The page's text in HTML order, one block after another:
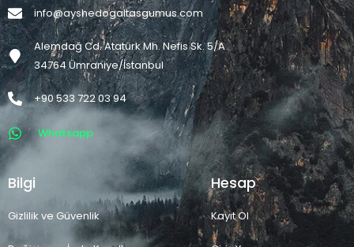
info@ayshedogaltasgumus.com
Alemdağ Cd. Atatürk Mh. Nefis Sk. 5/A
34764 Ümraniye/İstanbul
+90 533 722 03 94
Whatsapp
Bilgi
Gizlilik ve Güvenlik
Hesap
Kayıt Ol